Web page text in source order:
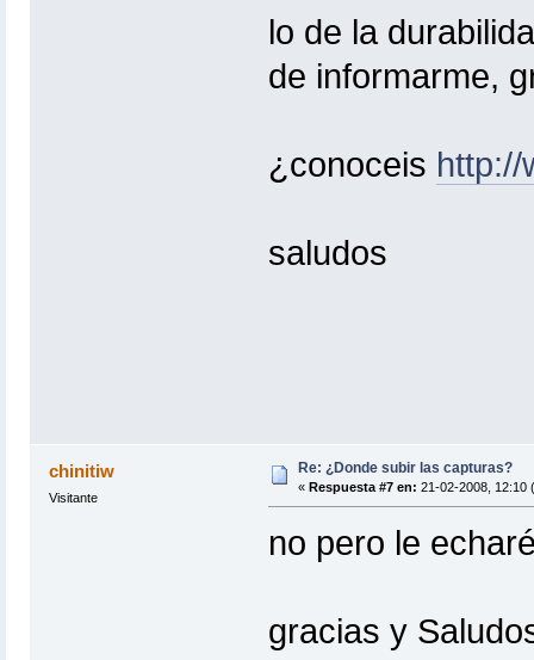
lo de la
de informarme,
¿conoceis http://
saludos
chinitiw
Visitante
Re: ¿Donde subir las capturas?
« Respuesta #7 en: 21-02-2008, 12:10
no pero le
gracias y